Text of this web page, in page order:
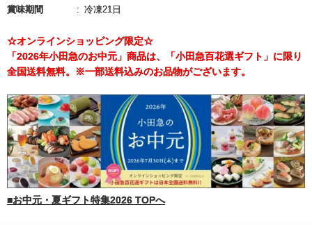
賞味期間 冷凍21日
☆オンラインショッピング限定☆
「2026年小田急のお中元」商品は、「小田急百花選ギフト」に限り
全国送料無料。※一部送料込みのお品物がございます。
■お中元・夏ギフト特集2026 TOPへ